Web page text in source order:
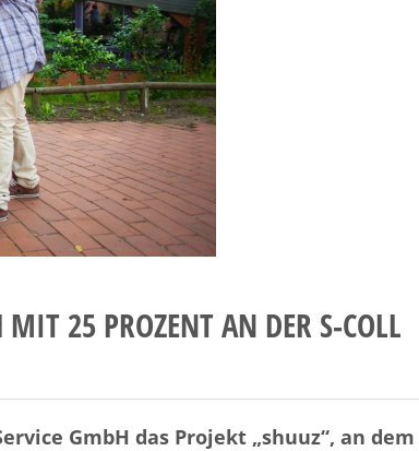
25 PROZENT AN DER S-COLL
GmbH das Projekt „shuuz“, an dem